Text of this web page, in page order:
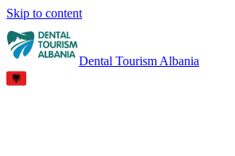
Skip to content
Dental Tourism Albania